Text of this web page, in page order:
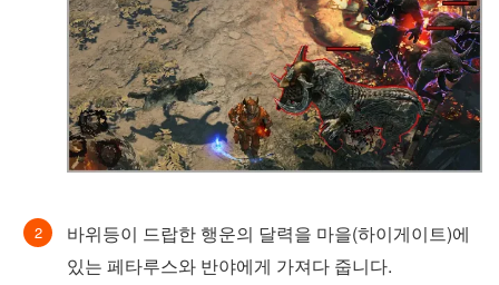
바위등이 드랍한 행운의 달력을 마을(하이게이트)에
있는 페타루스와 반야에게 가져다 줍니다.